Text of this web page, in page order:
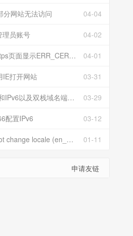
04-04
分网站无法访问
04-02
理员账号
04-01
EDGE浏览器访问https页面显示ERR_CERT_INVALID且无法跳过继续访问
03-31
IE打开网站
03-29
RouterOS双栈IPv4和IPv6以及双栈域名端口映射
03-12
配置IPv6
01-11
Debian13报错cannot change locale (en_US.UTF-8)
申请友链